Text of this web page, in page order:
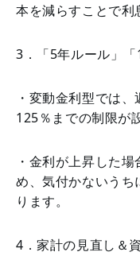
本を減らすことで利
3．「5年ルール」
・変動金利型では
125％までの制限が
・金利が上昇した
め、気付かないうち
ります。
4．家計の見直し＆